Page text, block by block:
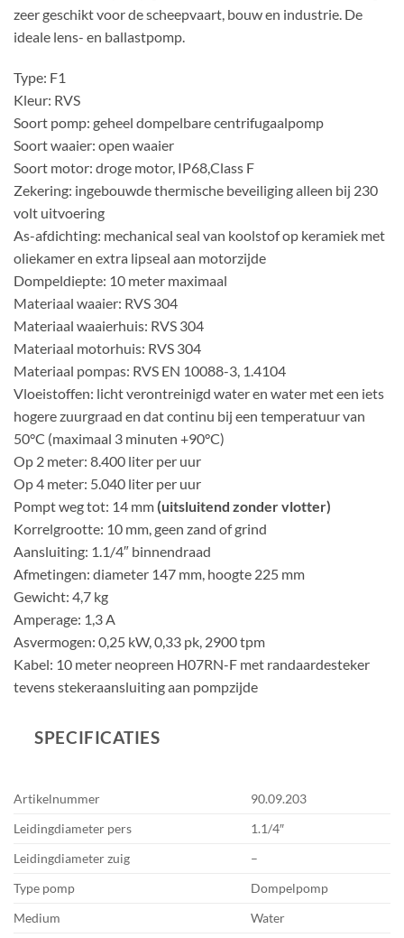
zeer geschikt voor de scheepvaart, bouw en industrie. De
ideale lens- en ballastpomp.
Type: F1
Kleur: RVS
Soort pomp: geheel dompelbare centrifugaalpomp
Soort waaier: open waaier
Soort motor: droge motor, IP68,Class F
Zekering: ingebouwde thermische beveiliging alleen bij 230
volt uitvoering
As-afdichting: mechanical seal van koolstof op keramiek met
oliekamer en extra lipseal aan motorzijde
Dompeldiepte: 10 meter maximaal
Materiaal waaier: RVS 304
Materiaal waaierhuis: RVS 304
Materiaal motorhuis: RVS 304
Materiaal pompas: RVS EN 10088-3, 1.4104
Vloeistoffen: licht verontreinigd water en water met een iets
hogere zuurgraad en dat continu bij een temperatuur van
50°C (maximaal 3 minuten +90°C)
Op 2 meter: 8.400 liter per uur
Op 4 meter: 5.040 liter per uur
Pompt weg tot: 14 mm (uitsluitend zonder vlotter)
Korrelgrootte: 10 mm, geen zand of grind
Aansluiting: 1.1/4″ binnendraad
Afmetingen: diameter 147 mm, hoogte 225 mm
Gewicht: 4,7 kg
Amperage: 1,3 A
Asvermogen: 0,25 kW, 0,33 pk, 2900 tpm
Kabel: 10 meter neopreen H07RN-F met randaardesteker
tevens stekeraansluiting aan pompzijde
SPECIFICATIES
Artikelnummer
90.09.203
Leidingdiameter pers
1.1/4″
Leidingdiameter zuig
–
Type pomp
Dompelpomp
Medium
Water